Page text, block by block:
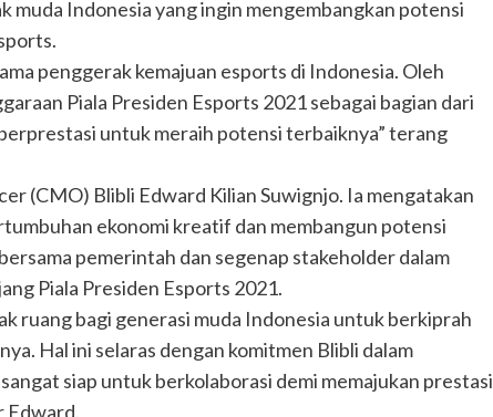
muda Indonesia yang ingin mengembangkan potensi
penggerak kemajuan esports di Indonesia. Oleh
Piala Presiden Esports 2021 sebagai bagian dari
untuk meraih potensi terbaiknya” terang
(CMO) Blibli Edward Kilian Suwignjo. Ia mengatakan
ekonomi kreatif dan membangun potensi
pemerintah dan segenap stakeholder dalam
Piala Presiden Esports 2021.
ruang bagi generasi muda Indonesia untuk berkiprah
Hal ini selaras dengan komitmen Blibli dalam
siap untuk berkolaborasi demi memajukan prestasi
Edward.